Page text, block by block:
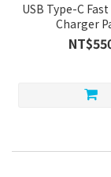
USB Type-C
Charger